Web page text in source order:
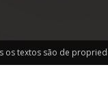
os textos são de